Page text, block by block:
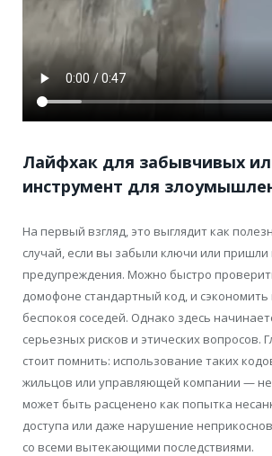
Лайфхак для забывчивых
инструмент для
На первый взгляд, это выглядит как
случай, если вы забыли ключи или пришли
предупреждения. Можно быстро
домофоне стандартный код, и сэкономить
беспокоя соседей. Однако здесь
серьезных рисков и этических вопросов.
стоит помнить: использование таких
жильцов или управляющей компании —
может быть расценено как попытка
доступа или даже нарушение
со всеми вытекающими последствиями.